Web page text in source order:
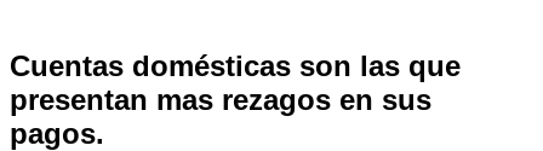
Cuentas domésticas son las que
presentan mas rezagos en sus
pagos.